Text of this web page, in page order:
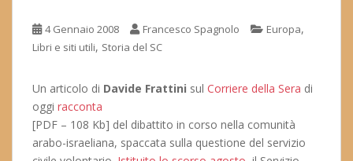
4 Gennaio 2008 Francesco Spagnolo Europa,
Libri e siti utili, Storia del SC
Un articolo di Davide Frattini sul Corriere della Sera di
oggi racconta
[PDF – 108 Kb] del dibattito in corso nella comunità
arabo-israeliana, spaccata sulla questione del servizio